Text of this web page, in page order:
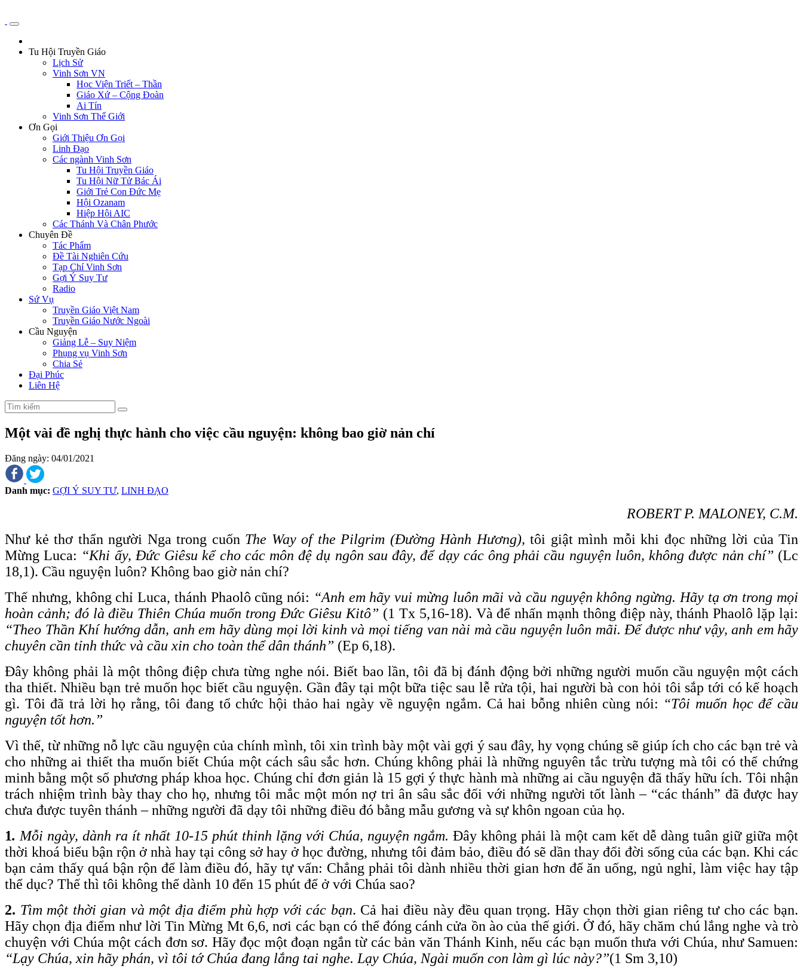
Tu Hội Truyền Giáo
Lịch Sử
Vinh Sơn VN
Học Viện Triết – Thần
Giáo Xứ – Cộng Đoàn
Ai Tín
Vinh Sơn Thế Giới
Ơn Gọi
Giới Thiệu Ơn Gọi
Linh Đạo
Các ngành Vinh Sơn
Tu Hội Truyền Giáo
Tu Hội Nữ Tử Bác Ái
Giới Trẻ Con Đức Mẹ
Hội Ozanam
Hiệp Hội AIC
Các Thánh Và Chân Phước
Chuyên Đề
Tác Phẩm
Đề Tài Nghiên Cứu
Tạp Chí Vinh Sơn
Gợi Ý Suy Tư
Radio
Sứ Vụ
Truyền Giáo Việt Nam
Truyền Giáo Nước Ngoài
Cầu Nguyện
Giảng Lễ – Suy Niệm
Phụng vụ Vinh Sơn
Chia Sẻ
Đại Phúc
Liên Hệ
Một vài đề nghị thực hành cho việc cầu nguyện: không bao giờ nản chí
Đăng ngày: 04/01/2021
Danh mục: GỢI Ý SUY TƯ, LINH ĐẠO
ROBERT P. MALONEY, C.M.
Như kẻ thơ thẩn người Nga trong cuốn The Way of the Pilgrim (Đường Hành Hương),tôi giật mình mỗi khi đọc những lời của Tin
Mừng Luca: “Khi ấy, Đức Giêsu kể cho các môn đệ dụ ngôn sau đây, để dạy các ông phải cầu nguyện luôn, không được nản chí” (Lc
18,1). Cầu nguyện luôn? Không bao giờ nản chí?
Thế nhưng, không chỉ Luca, thánh Phaolô cũng nói: “Anh em hãy vui mừng luôn mãi và cầu nguyện không ngừng. Hãy tạ ơn trong mọi
hoàn cảnh; đó là điều Thiên Chúa muốn trong Đức Giêsu Kitô” (1 Tx 5,16-18). Và để nhấn mạnh thông điệp này, thánh Phaolô lặp lại:
“Theo Thần Khí hướng dẫn, anh em hãy dùng mọi lời kinh và mọi tiếng van nài mà cầu nguyện luôn mãi. Để được như vậy, anh em hãy
chuyên cần tỉnh thức và cầu xin cho toàn thể dân thánh” (Ep 6,18).
Đây không phải là một thông điệp chưa từng nghe nói. Biết bao lần, tôi đã bị đánh động bởi những người muốn cầu nguyện một cách
tha thiết. Nhiều bạn trẻ muốn học biết cầu nguyện. Gần đây tại một bữa tiệc sau lễ rửa tội, hai người bà con hỏi tôi sắp tới có kế hoạch
gì. Tôi đã trả lời họ rằng, tôi đang tổ chức hội thảo hai ngày về nguyện ngắm. Cả hai bỗng nhiên cùng nói: “Tôi muốn học để cầu
nguyện tốt hơn.”
Vì thế, từ những nỗ lực cầu nguyện của chính mình, tôi xin trình bày một vài gợi ý sau đây, hy vọng chúng sẽ giúp ích cho các bạn trẻ và
cho những ai thiết tha muốn biết Chúa một cách sâu sắc hơn. Chúng không phải là những nguyên tắc trừu tượng mà tôi có thể chứng
minh bằng một số phương pháp khoa học. Chúng chỉ đơn giản là 15 gợi ý thực hành mà những ai cầu nguyện đã thấy hữu ích. Tôi nhận
trách nhiệm trình bày thay cho họ, nhưng tôi mắc một món nợ tri ân sâu sắc đối với những người tốt lành – “các thánh” đã được hay
chưa được tuyên thánh – những người đã dạy tôi những điều đó bằng mẫu gương và sự khôn ngoan của họ.
1. Mỗi ngày, dành ra ít nhất 10-15 phút thinh lặng với Chúa, nguyện ngắm. Đây không phải là một cam kết dễ dàng tuân giữ giữa một
thời khoá biểu bận rộn ở nhà hay tại công sở hay ở học đường, nhưng tôi đảm bảo, điều đó sẽ dần thay đổi đời sống của các bạn. Khi các
bạn cảm thấy quá bận rộn để làm điều đó, hãy tự vấn: Chẳng phải tôi dành nhiều thời gian hơn để ăn uống, ngủ nghỉ, làm việc hay tập
thể dục? Thế thì tôi không thể dành 10 đến 15 phút để ở với Chúa sao?
2. Tìm một thời gian và một địa điểm phù hợp với các bạn. Cả hai điều này đều quan trọng. Hãy chọn thời gian riêng tư cho các bạn.
Hãy chọn địa điểm như lời Tin Mừng Mt 6,6, nơi các bạn có thể đóng cánh cửa ồn ào của thế giới. Ở đó, hãy chăm chú lắng nghe và trò
chuyện với Chúa một cách đơn sơ. Hãy đọc một đoạn ngắn từ các bản văn Thánh Kinh, nếu các bạn muốn thưa với Chúa, như Samuen:
“Lạy Chúa, xin hãy phán, vì tôi tớ Chúa đang lắng tai nghe. Lạy Chúa, Ngài muốn con làm gì lúc này?”(1 Sm 3,10)